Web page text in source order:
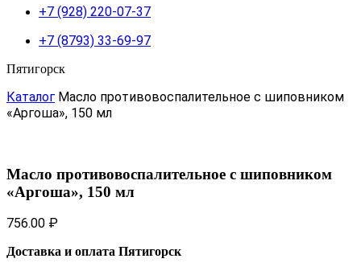
+7 (928) 220-07-37
+7 (8793) 33-69-97
Пятигорск
Каталог Масло противовоспалительное с шиповником
«Аргоша», 150 мл
Масло противовоспалительное с шиповником
«Аргоша», 150 мл
756.00 ₽
Доставка и оплата Пятигорск